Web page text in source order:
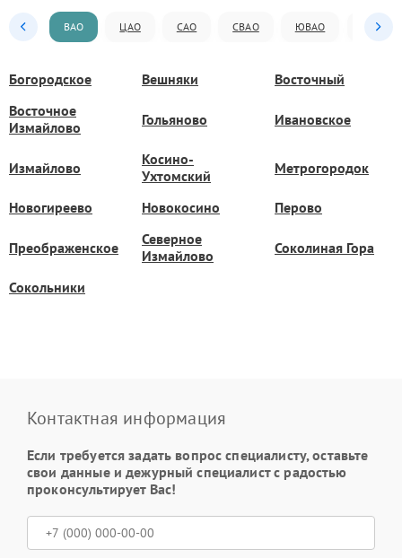
ВАО ЦАО САО СВАО ЮВАО ЮАО
Богородское Вешняки
Восточный
Восточное
Измайлово
Гольяново Ивановское
Измайлово
Косино-
Ухтомский
Метрогородок
Новогиреево Новокосино Перово
Преображенское
Северное
Измайлово
Соколиная Гора
Сокольники
Контактная информация
Если требуется задать вопрос специалисту, оставьте
свои данные и дежурный специалист с радостью
проконсультирует Вас!